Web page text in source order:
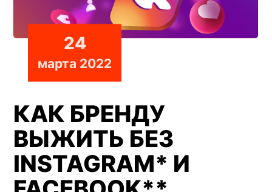
КАК БРЕНДУ
ВЫЖИТЬ БЕЗ
INSTAGRAM* И
24
марта 2022